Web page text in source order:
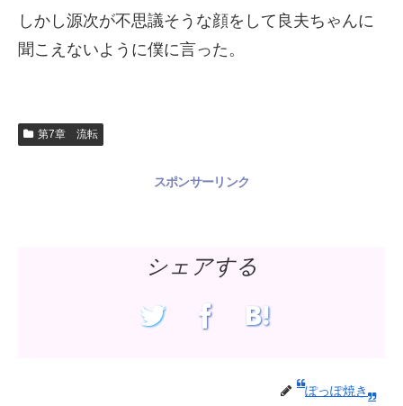
しかし源次が不思議そうな顔をして良夫ちゃんに
聞こえないように僕に言った。
第7章 流転
スポンサーリンク
シェアする
ぽっぽ焼き